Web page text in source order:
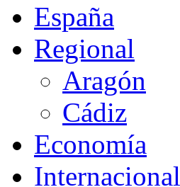
España
Regional
Aragón
Cádiz
Economía
Internacional